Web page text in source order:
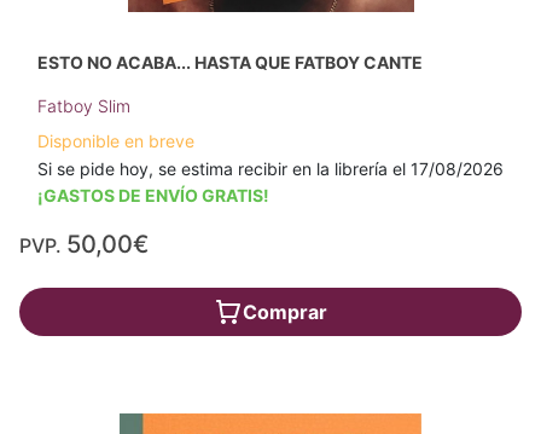
ESTO NO ACABA... HASTA QUE FATBOY CANTE
Fatboy Slim
Disponible en breve
Si se pide hoy, se estima recibir en la librería el 17/08/2026
¡GASTOS DE ENVÍO GRATIS!
PVP. 50,00€
Comprar